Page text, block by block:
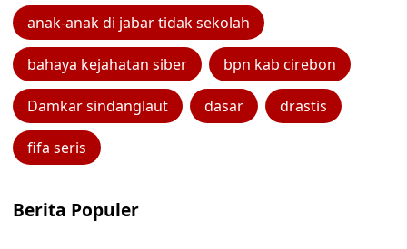
anak-anak di jabar tidak sekolah
bahaya kejahatan siber bpn kab cirebon
Damkar sindanglaut dasar drastis
fifa seris
Berita Populer